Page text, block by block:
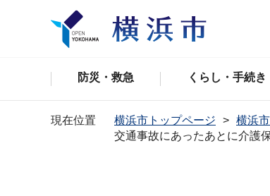
防災・救急 くらし・手続き
現在位置 横浜市トップページ 横浜
交通事故にあったあとに介護